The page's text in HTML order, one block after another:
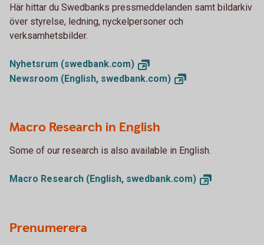
Här hittar du Swedbanks pressmeddelanden samt bildarkiv
över styrelse, ledning, nyckelpersoner och
verksamhetsbilder.
Nyhetsrum (swedbank.com)
Newsroom (English, swedbank.com)
Macro Research in English
Some of our research is also available in English.
Macro Research (English, swedbank.com)
Prenumerera